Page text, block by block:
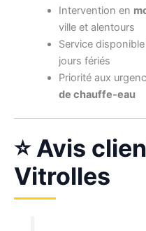
Intervention en
ville et alentours
Service disponible
jours fériés
Priorité aux
de chauffe-eau
⭐ Avis
Vitrolles